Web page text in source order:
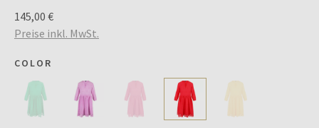
145,00 €
Preise inkl. MwSt.
COLOR